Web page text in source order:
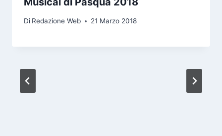
Di Redazione Web 21 Marzo 2018